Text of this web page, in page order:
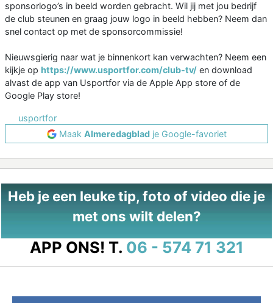
sponsorlogo’s in beeld worden gebracht. Wil jij met jou bedrijf
de club steunen en graag jouw logo in beeld hebben? Neem dan
snel contact op met de sponsorcommissie!
Nieuwsgierig naar wat je binnenkort kan verwachten? Neem een
kijkje op https://www.usportfor.com/club-tv/ en download
alvast de app van Usportfor via de Apple App store of de
Google Play store!
usportfor
Maak Almeredagbladje Google-favoriet
Heb je een leuke tip, foto of video die je
met ons wilt delen?
APP ONS! T. 06 - 574 71 321